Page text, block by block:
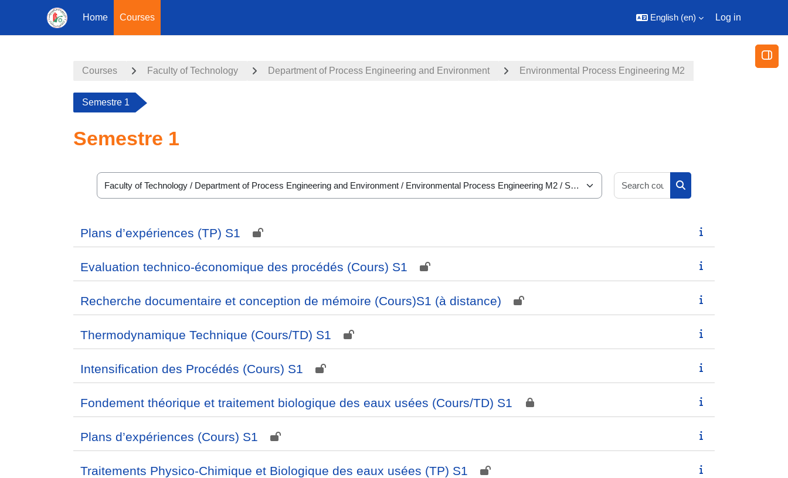
Home Courses English ‎(en)‎ Log in
Courses Faculty of Technology Department of Process Engineering and Environment Environmental Process Engineering M2
Semestre 1
Semestre 1
Course categories
Search courses
Plans d’expériences (TP) S1
Evaluation technico-économique des procédés (Cours) S1
Recherche documentaire et conception de mémoire (Cours)S1 (à distance)
Thermodynamique Technique (Cours/TD) S1
Intensification des Procédés (Cours) S1
Fondement théorique et traitement biologique des eaux usées (Cours/TD) S1
Plans d’expériences (Cours) S1
Traitements Physico-Chimique et Biologique des eaux usées (TP) S1